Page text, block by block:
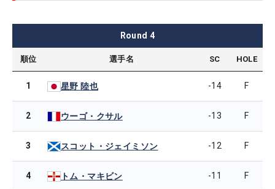
Round 4
順位 選手名 SC HOLE
1 星野 陸也 -14 F
2 ウーゴ・クサル -13 F
3 スコット・ジェイミソン -12 F
4 トム・マキビン -11 F